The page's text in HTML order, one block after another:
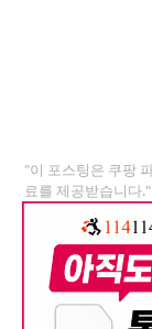
"이 포스팅은 쿠팡
료를 제공받습니다."